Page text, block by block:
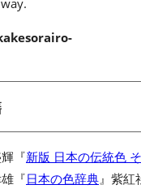
『新版 日本の伝統色
『日本の色辞典 』紫